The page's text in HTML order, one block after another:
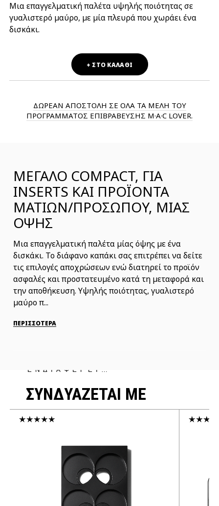
Μια επαγγελματική παλέτα υψηλής ποιότητας σε
γυαλιστερό μαύρο, με μία πλευρά που χωράει ένα
δισκάκι.
+ ΣΤΟ ΚΑΛΑΘΙ
ΔΩΡΕΑΝ ΑΠΟΣΤΟΛΗ ΣΕ ΟΛΑ ΤΑ ΜΕΛΗ ΤΟΥ
ΠΡΟΓΡΑΜΜΑΤΟΣ ΕΠΙΒΡΑΒΕΥΣΗΣ M·A·C LOVER.
ΜΕΓΑΛΟ COMPACT, ΓΙΑ
INSERTS ΚΑΙ ΠΡΟΪΟΝΤΑ
ΜΑΤΙΩΝ/ΠΡΟΣΩΠΟΥ, ΜΙΑΣ
ΟΨΗΣ
Μια επαγγελματική παλέτα μίας όψης με ένα
δισκάκι. Το διάφανο καπάκι σας επιτρέπει να δείτε
τις επιλογές αποχρώσεων ενώ διατηρεί το προϊόν
ασφαλές και προστατευμένο κατά τη μεταφορά και
την αποθήκευση. Υψηλής ποιότητας, γυαλιστερό
μαύρο π...
ΠΕΡΙΣΣΟΤΕΡΑ
ΕΝΔΙΑΦΕΡΕΙ…
ΣΥΝΔΥΑΖΕΤΑΙ ΜΕ